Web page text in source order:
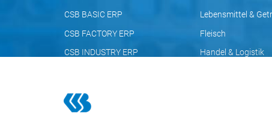
CSB BASIC ERP
CSB FACTORY ERP
CSB INDUSTRY ERP
Lebensmittel &
Fleisch
Handel & Logistik